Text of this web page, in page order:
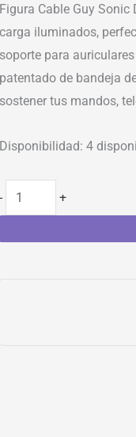
Figura Cable Guy
carga iluminados,
soporte para
patentado de bandeja
sostener tus mandos,
Disponibilidad: 4
- +